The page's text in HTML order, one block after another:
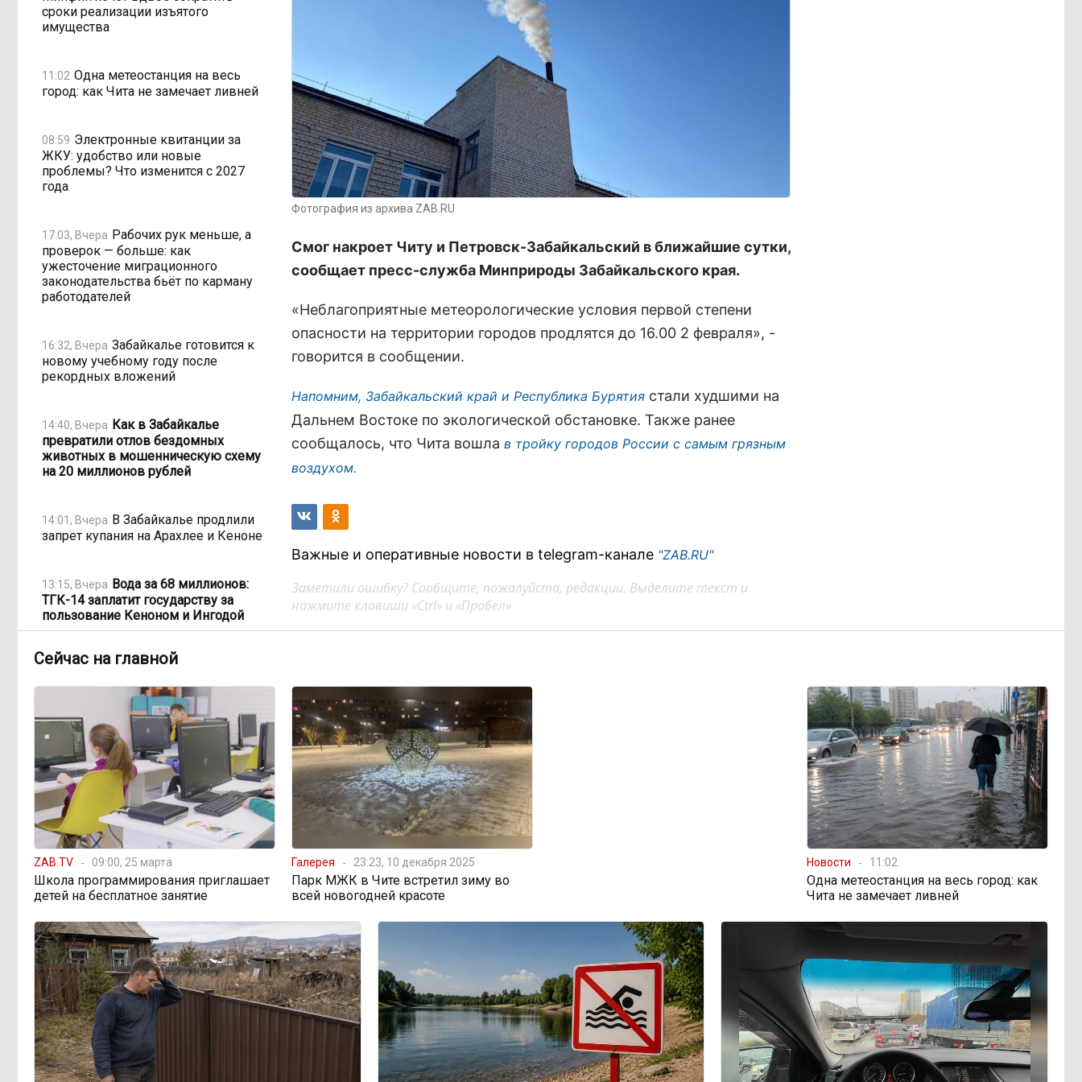
сроки реализации изъятого
имущества
11:02 Одна метеостанция на весь
город: как Чита не замечает ливней
08:59 Электронные квитанции за
ЖКУ: удобство или новые
проблемы? Что изменится с 2027
года
17:03, Вчера Рабочих рук меньше, а
проверок — больше: как
ужесточение миграционного
законодательства бьёт по карману
работодателей
16:32, Вчера Забайкалье готовится к
новому учебному году после
рекордных вложений
14:40, Вчера Как в Забайкалье
превратили отлов бездомных
животных в мошенническую схему
на 20 миллионов рублей
14:01, Вчера В Забайкалье продлили
запрет купания на Арахлее и Кеноне
13:15, Вчера Вода за 68 миллионов:
ТГК-14 заплатит государству за
пользование Кеноном и Ингодой
12:33, Вчера
Этно-парк, который до
года: что не так с Сухотино?
11:02, Вчера От 35 до 60 процентов за
две недели: как Забайкалье
готовится к зиме
09:31, Вчера Сахар, курица и хлеб
продолжают дорожать, а статистика
рисует обратное
08:01, Вчера Забайкалье строит
дамбы раньше сроков, чтобы
паводки не застали врасплох
18:01, 6 августа Погодные качели в
Забайкалье: прогноз синоптиков на
ближайшие выходные
16:58, 6 августа Консультанты
возглавили рейтинг самых
Фотография из архива ZAB.RU
Смог накроет Читу и Петровск-Забайкальский в ближайшие сутки,
сообщает пресс-служба Минприроды Забайкальского края.
«Неблагоприятные метеорологические условия первой степени
опасности на территории городов продлятся до 16.00 2 февраля», -
говорится в сообщении.
Напомним, Забайкальский край и Республика Бурятия стали худшими на
Дальнем Востоке по экологической обстановке. Также ранее
сообщалось, что Чита вошла в тройку городов России с самым грязным
воздухом.
Важные и оперативные новости в telegram-канале "ZAB.RU"
Заметили ошибку? Сообщите, пожалуйста, редакции. Выделите текст и
нажмите клавиши «Ctrl» и «Пробел»
Сейчас на главной
ZAB.TV 09:00, 25 марта
Школа программирования приглашает
детей на бесплатное занятие
Галерея 23:23, 10 декабря 2025
Парк МЖК в Чите встретил зиму во
всей новогодней красоте
Новости 11:02
Одна метеостанция на весь город: как
Чита не замечает ливней